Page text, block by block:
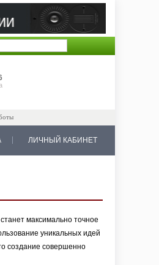
ЛИЧНЫЙ КАБИНЕТ
максимально точное
уникальных идей
создание совершенно